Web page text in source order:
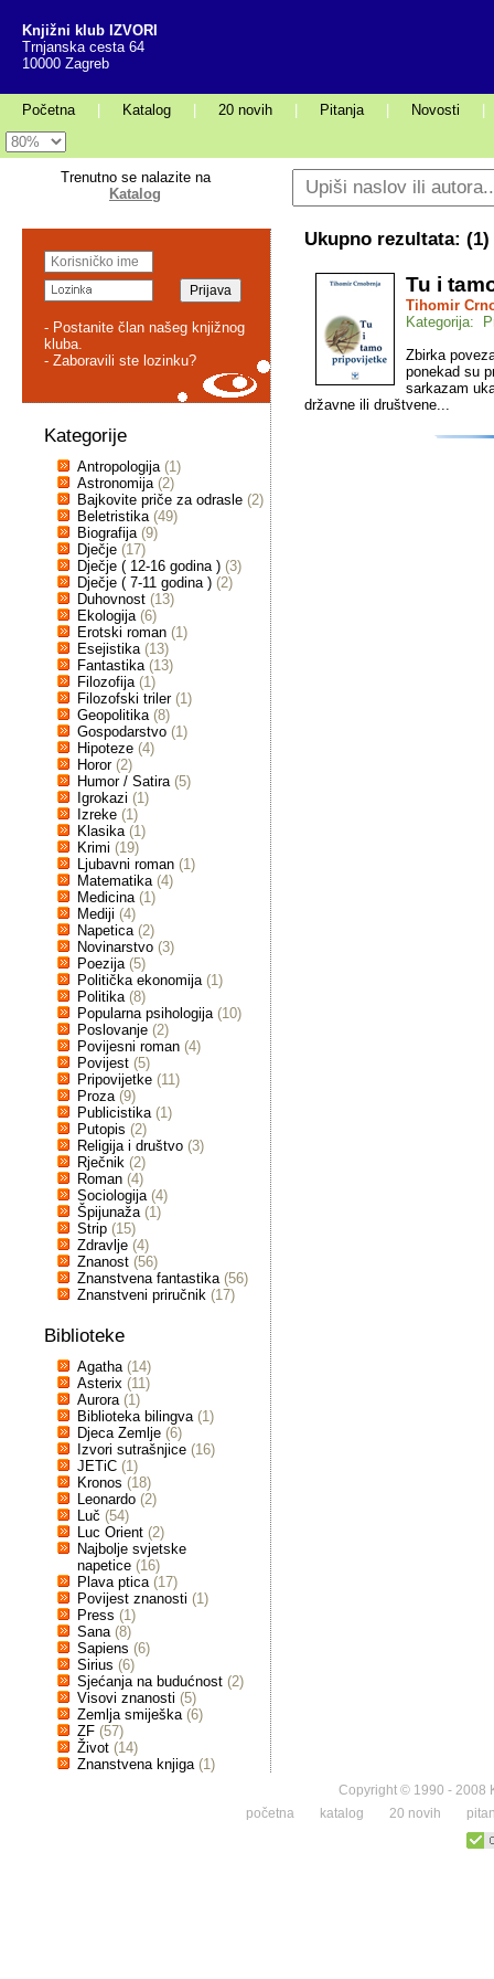
Knjižni klub IZVORI
Trnjanska cesta 64
10000 Zagreb
Početna Katalog 20 novih Pitanja Novosti
Trenutno se nalazite na
Katalog
- Postanite član našeg knjižnog
kluba.
- Zaboravili ste lozinku?
Kategorije
Antropologija (1)
Astronomija (2)
Bajkovite priče za odrasle (2)
Beletristika (49)
Biografija (9)
Dječje (17)
Dječje ( 12-16 godina ) (3)
Dječje ( 7-11 godina ) (2)
Duhovnost (13)
Ekologija (6)
Erotski roman (1)
Esejistika (13)
Fantastika (13)
Filozofija (1)
Filozofski triler (1)
Geopolitika (8)
Gospodarstvo (1)
Hipoteze (4)
Horor (2)
Humor / Satira (5)
Igrokazi (1)
Izreke (1)
Klasika (1)
Krimi (19)
Ljubavni roman (1)
Matematika (4)
Medicina (1)
Mediji (4)
Napetica (2)
Novinarstvo (3)
Poezija (5)
Politička ekonomija (1)
Politika (8)
Popularna psihologija (10)
Poslovanje (2)
Povijesni roman (4)
Povijest (5)
Pripovijetke (11)
Proza (9)
Publicistika (1)
Putopis (2)
Religija i društvo (3)
Rječnik (2)
Roman (4)
Sociologija (4)
Špijunaža (1)
Strip (15)
Zdravlje (4)
Znanost (56)
Znanstvena fantastika (56)
Znanstveni priručnik (17)
Biblioteke
Agatha (14)
Asterix (11)
Aurora (1)
Biblioteka bilingva (1)
Djeca Zemlje (6)
Izvori sutrašnjice (16)
JETiC (1)
Kronos (18)
Leonardo (2)
Luč (54)
Luc Orient (2)
Najbolje svjetske
napetice (16)
Plava ptica (17)
Povijest znanosti (1)
Press (1)
Sana (8)
Sapiens (6)
Sirius (6)
Sjećanja na budućnost (2)
Visovi znanosti (5)
Zemlja smiješka (6)
ZF (57)
Život (14)
Znanstvena knjiga (1)
Ukupno rezultata: (1)
Tu i
Tihomir
Kategorija:
Zbirka
ponekad su
sarkazam
državne ili društvene...
Copyright © 1990 - 2008
početna
katalog 20 novih